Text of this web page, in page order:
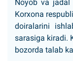
Noyob va jadal
Korxona
doiralarini
sarasiga kiradi.
bozorda talab